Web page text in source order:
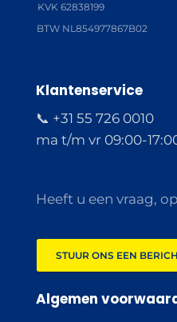
KVK 62838199
BTW NL854977867B02
Klantenservice
📞 +31 55 726 0010
ma t/m vr 09:00-
Heeft u een vraag,
STUUR ONS EEN
Algemen